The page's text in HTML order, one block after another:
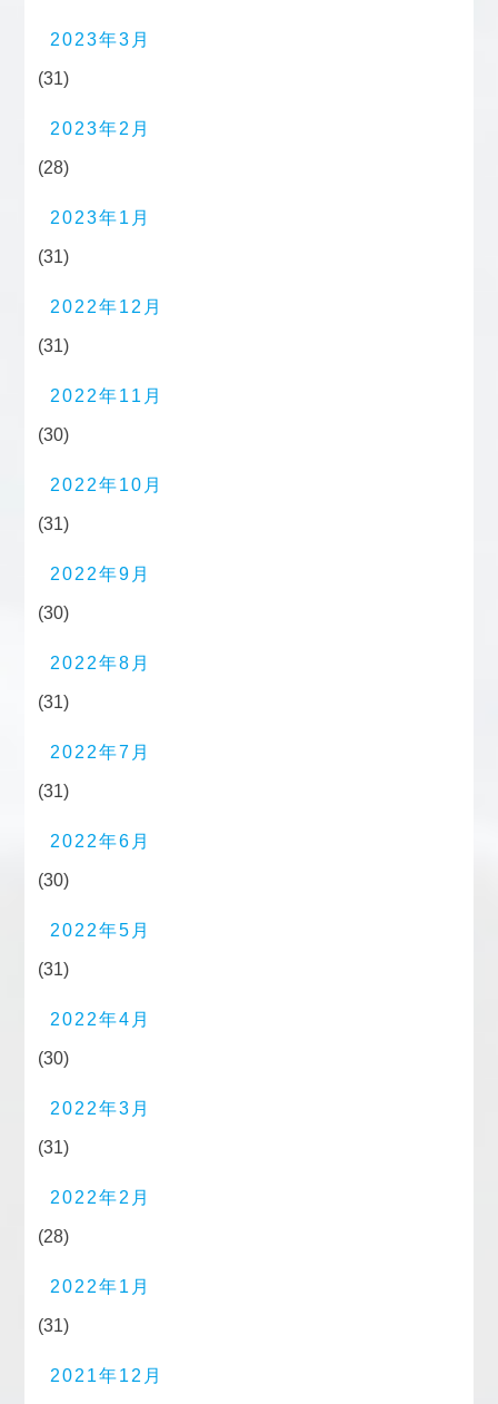
2023年3月
(31)
2023年2月
(28)
2023年1月
(31)
2022年12月
(31)
2022年11月
(30)
2022年10月
(31)
2022年9月
(30)
2022年8月
(31)
2022年7月
(31)
2022年6月
(30)
2022年5月
(31)
2022年4月
(30)
2022年3月
(31)
2022年2月
(28)
2022年1月
(31)
2021年12月